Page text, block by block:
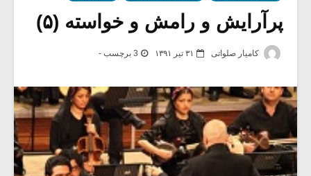
پرآرایش و رامش و خواسته (۵)
کامیار صلواتی ۳۱ تیر ۱۳۹۱ 3 برچسب -